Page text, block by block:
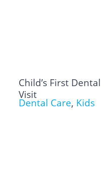
Child’s First Dental
Visit
Dental Care, Kids